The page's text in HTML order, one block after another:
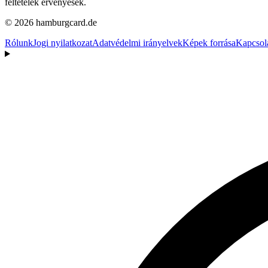
feltetelek ervenyesek.
© 2026 hamburgcard.de
RólunkJogi nyilatkozatAdatvédelmi irányelvekKépek forrása